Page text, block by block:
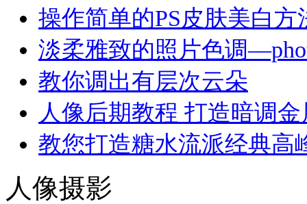
操作简单的PS皮肤美白方
淡柔雅致的照片色调
教你调出有层次云朵
人像后期教程 打造暗调
教您打造糖水流派经典高
人像摄影